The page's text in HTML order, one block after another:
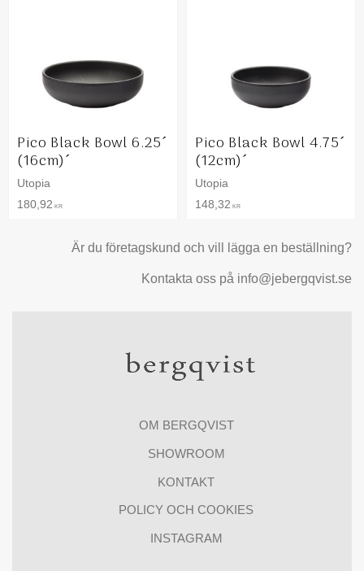
Pico Black Bowl 6.25´
(16cm)´
Utopia
180,92 KR
Pico Black Bowl 4.75´
(12cm)´
Utopia
148,32 KR
Är du företagskund och vill lägga en beställning?
Kontakta oss på info@jebergqvist.se
OM BERGQVIST
SHOWROOM
KONTAKT
POLICY OCH COOKIES
INSTAGRAM